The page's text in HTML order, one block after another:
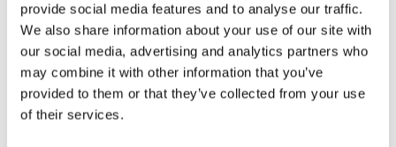
provide social media features and to analyse our traffic.
We also share information about your use of our site with
our social media, advertising and analytics partners who
may combine it with other information that you’ve
provided to them or that they’ve collected from your use
of their services.
IO-4X4-M